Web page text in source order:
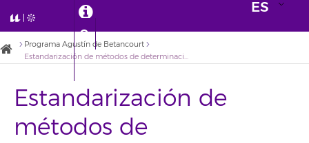
ES
Programa Agustín de Betancourt
Estandarización de métodos de determinación de la fracción insoluble de los aerosoles y la fracción soluble del hierro – y otros compuestos de interés medioambiental – en muestras de aerosoles de polvo desértico
Estandarización de
métodos de